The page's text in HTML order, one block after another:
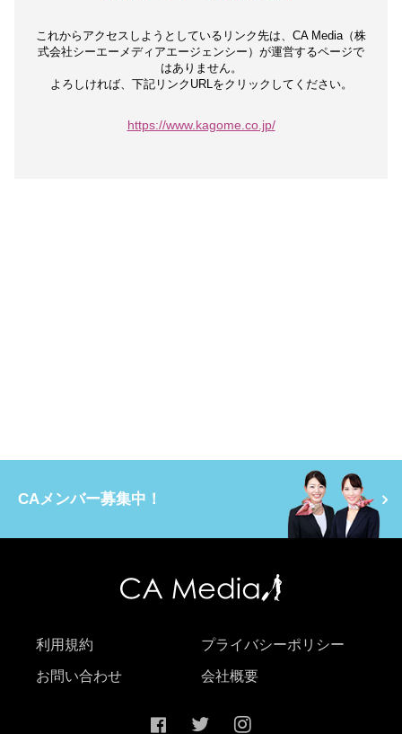
これからアクセスしようとしているリンク先は、 CA Media（株
式会社シーエーメディアエージェンシー）が運営するページで
はありません。
よろしければ、下記リンクURLをクリックしてください。
https://www.kagome.co.jp/
CAメンバー募集中！
利用規約 プライバシーポリシー
お問い合わせ 会社概要